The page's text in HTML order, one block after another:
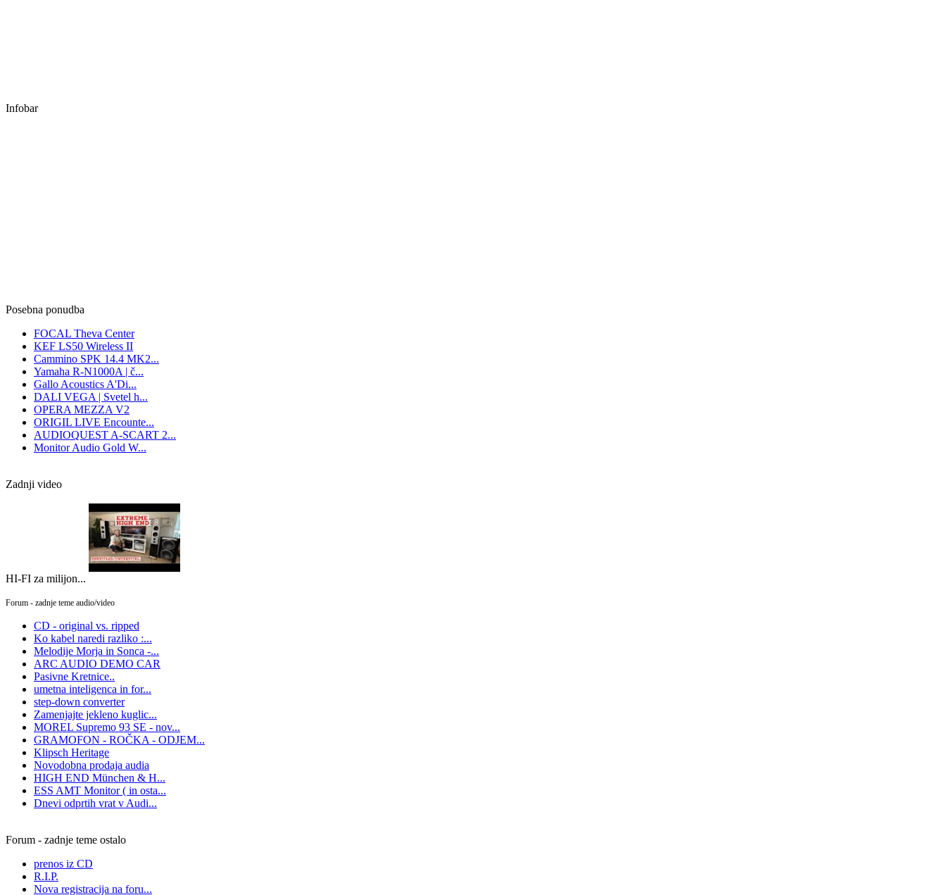
Infobar
Posebna ponudba
FOCAL Theva Center
KEF LS50 Wireless II
Cammino SPK 14.4 MK2...
Yamaha R-N1000A | č...
Gallo Acoustics A'Di...
DALI VEGA | Svetel h...
OPERA MEZZA V2
ORIGIL LIVE Encounte...
AUDIOQUEST A-SCART 2...
Monitor Audio Gold W...
Zadnji video
HI-FI za milijon...
Forum - zadnje teme audio/video
CD - original vs. ripped
Ko kabel naredi razliko :...
Melodije Morja in Sonca -...
ARC AUDIO DEMO CAR
Pasivne Kretnice..
umetna inteligenca in for...
step-down converter
Zamenjajte jekleno kuglic...
MOREL Supremo 93 SE - nov...
GRAMOFON - ROČKA - ODJEM...
Klipsch Heritage
Novodobna prodaja audia
HIGH END München & H...
ESS AMT Monitor ( in osta...
Dnevi odprtih vrat v Audi...
Forum - zadnje teme ostalo
prenos iz CD
R.I.P.
Nova registracija na foru...